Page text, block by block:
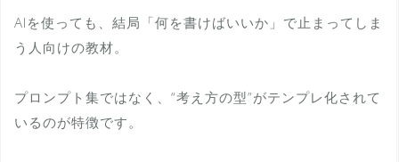
AIを使っても、結局「何を書けばいいか」で止まってしま
う人向けの教材。
プロンプト集ではなく、“考え方の型”がテンプレ化されて
いるのが特徴です。